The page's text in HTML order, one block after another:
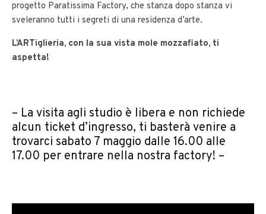
progetto Paratissima Factory, che stanza dopo stanza vi
sveleranno tutti i segreti di una residenza d’arte.
L’ARTiglieria, con la sua vista mole mozzafiato, ti
aspetta!
– La visita agli studio è libera e non richiede
alcun ticket d’ingresso, ti basterà venire a
trovarci sabato 7 maggio dalle 16.00 alle
17.00 per entrare nella nostra factory! –